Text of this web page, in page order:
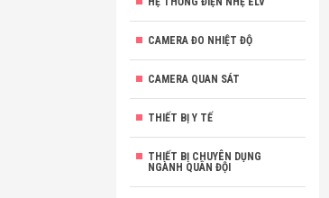
CAMERA ĐO NHIỆT ĐỘ
CAMERA QUAN SÁT
THIẾT BỊ Y TẾ
THIẾT BỊ CHUYÊN DỤNG
NGÀNH QUÂN ĐỘI